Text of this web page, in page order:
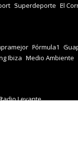
Superdeporte El
Fórmula1
Ibiza Medio Ambiente
Levante